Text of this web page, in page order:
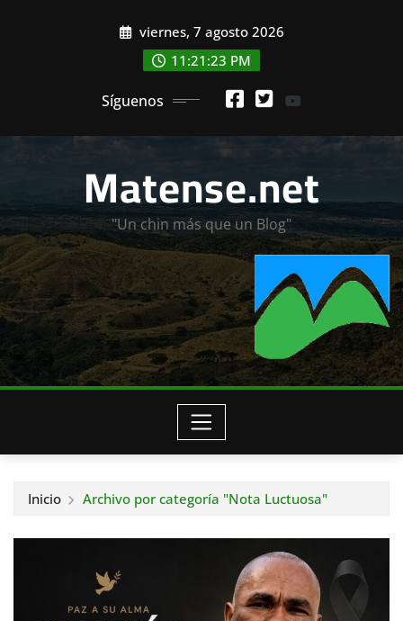
viernes, 7 agosto 2026
11:21:25 PM
Síguenos
Matense.net
"Un chin más que un Blog"
Inicio Archivo por categoría "Nota Luctuosa"